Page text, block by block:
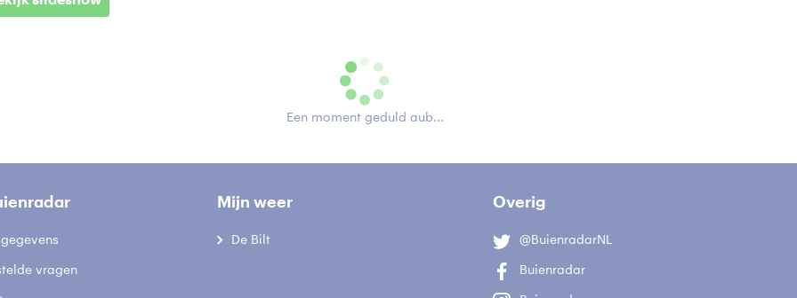
Een moment geduld aub...
vragen
Mijn weer
De Bilt
Overig
@BuienradarNL
Buienradar